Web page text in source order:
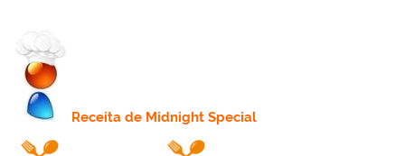
Receitade Midnight Special